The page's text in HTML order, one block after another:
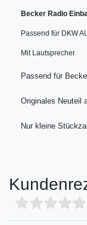
Becker Radio
Passend für DKW
Mit Lautsprecher
Passend für
Originales Neuteil
Nur kleine